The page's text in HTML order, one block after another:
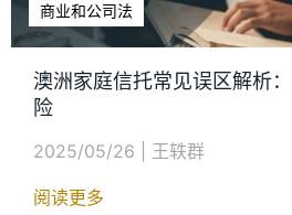
商业和公司法
澳洲家庭信托常见误区解析
险
2025/05/26 王轶群
阅读更多